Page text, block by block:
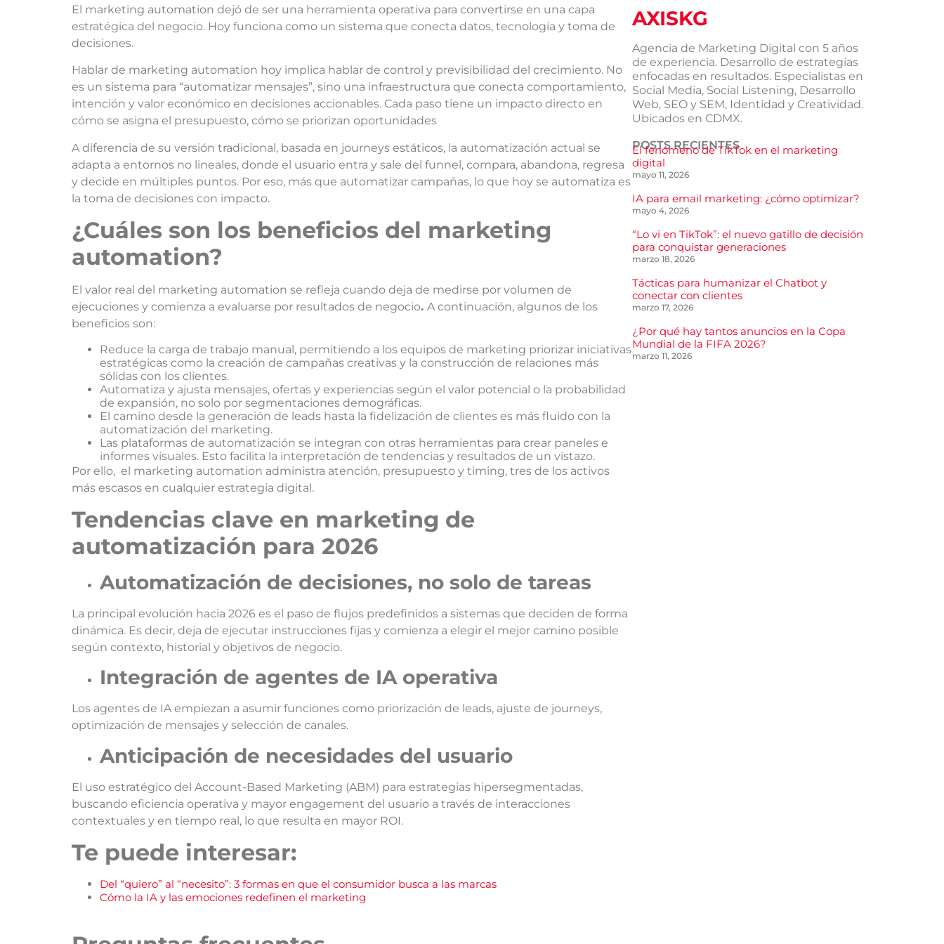
El marketing automation dejó de ser una herramienta operativa para convertirse en una capa
estratégica del negocio. Hoy funciona como un sistema que conecta datos, tecnología y toma de
decisiones.
Hablar de marketing automation hoy implica hablar de control y previsibilidad del crecimiento. No
es un sistema para “automatizar mensajes”, sino una infraestructura que conecta comportamiento,
intención y valor económico en decisiones accionables. Cada paso tiene un impacto directo en
cómo se asigna el presupuesto, cómo se priorizan oportunidades
A diferencia de su versión tradicional, basada en journeys estáticos, la automatización actual se
adapta a entornos no lineales, donde el usuario entra y sale del funnel, compara, abandona, regresa
y decide en múltiples puntos. Por eso, más que automatizar campañas, lo que hoy se automatiza es
la toma de decisiones con impacto.
¿Cuáles son los beneficios del marketing
automation?
El valor real del marketing automation se refleja cuando deja de medirse por volumen de
ejecuciones y comienza a evaluarse por resultados de negocio. A continuación, algunos de los
beneficios son:
Reduce la carga de trabajo manual, permitiendo a los equipos de marketing priorizar iniciativas
estratégicas como la creación de campañas creativas y la construcción de relaciones más
sólidas con los clientes.
Automatiza y ajusta mensajes, ofertas y experiencias según el valor potencial o la probabilidad
de expansión, no solo por segmentaciones demográficas.
El camino desde la generación de leads hasta la fidelización de clientes es más fluido con la
automatización del marketing.
Las plataformas de automatización se integran con otras herramientas para crear paneles e
informes visuales. Esto facilita la interpretación de tendencias y resultados de un vistazo.
Por ello, el marketing automation administra atención, presupuesto y timing, tres de los activos
más escasos en cualquier estrategia digital.
Tendencias clave en marketing de
automatización para 2026
Automatización de decisiones, no solo de tareas
La principal evolución hacia 2026 es el paso de flujos predefinidos a sistemas que deciden de forma
dinámica. Es decir, deja de ejecutar instrucciones fijas y comienza a elegir el mejor camino posible
según contexto, historial y objetivos de negocio.
Integración de agentes de IA operativa
Los agentes de IA empiezan a asumir funciones como priorización de leads, ajuste de journeys,
optimización de mensajes y selección de canales.
Anticipación de necesidades del usuario
El uso estratégico del Account-Based Marketing (ABM) para estrategias hipersegmentadas,
buscando eficiencia operativa y mayor engagement del usuario a través de interacciones
contextuales y en tiempo real, lo que resulta en mayor ROI.
Te puede interesar:
Del “quiero” al “necesito”: 3 formas en que el consumidor busca a las marcas
Cómo la IA y las emociones redefinen el marketing
AXISKG
Agencia de Marketing Digital con 5 años
de experiencia. Desarrollo de estrategias
enfocadas en resultados. Especialistas en
Social Media, Social Listening, Desarrollo
Web, SEO y SEM, Identidad y Creatividad.
Ubicados en CDMX.
POSTS RECIENTES
El fenómeno de TikTok en el marketing
digital
mayo 11, 2026
IA para email marketing: ¿cómo optimizar?
mayo 4, 2026
“Lo vi en TikTok”: el nuevo gatillo de decisión
para conquistar generaciones
marzo 18, 2026
Tácticas para humanizar el Chatbot y
conectar con clientes
marzo 17, 2026
¿Por qué hay tantos anuncios en la Copa
Mundial de la FIFA 2026?
marzo 11, 2026